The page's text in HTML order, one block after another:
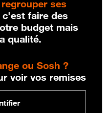
regrouper ses
c'est faire des
budget mais
qualité.
ou Sosh ?
voir vos remises